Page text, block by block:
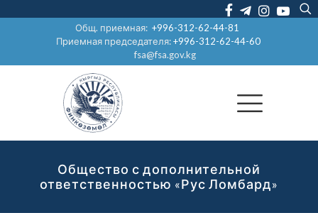
Общ. приемная:+996-312-62-44-81
Приемная председателя:+996-312-62-44-60
fsa@fsa.gov.kg
Общество с дополнительной
ответственностью «Рус Ломбард»